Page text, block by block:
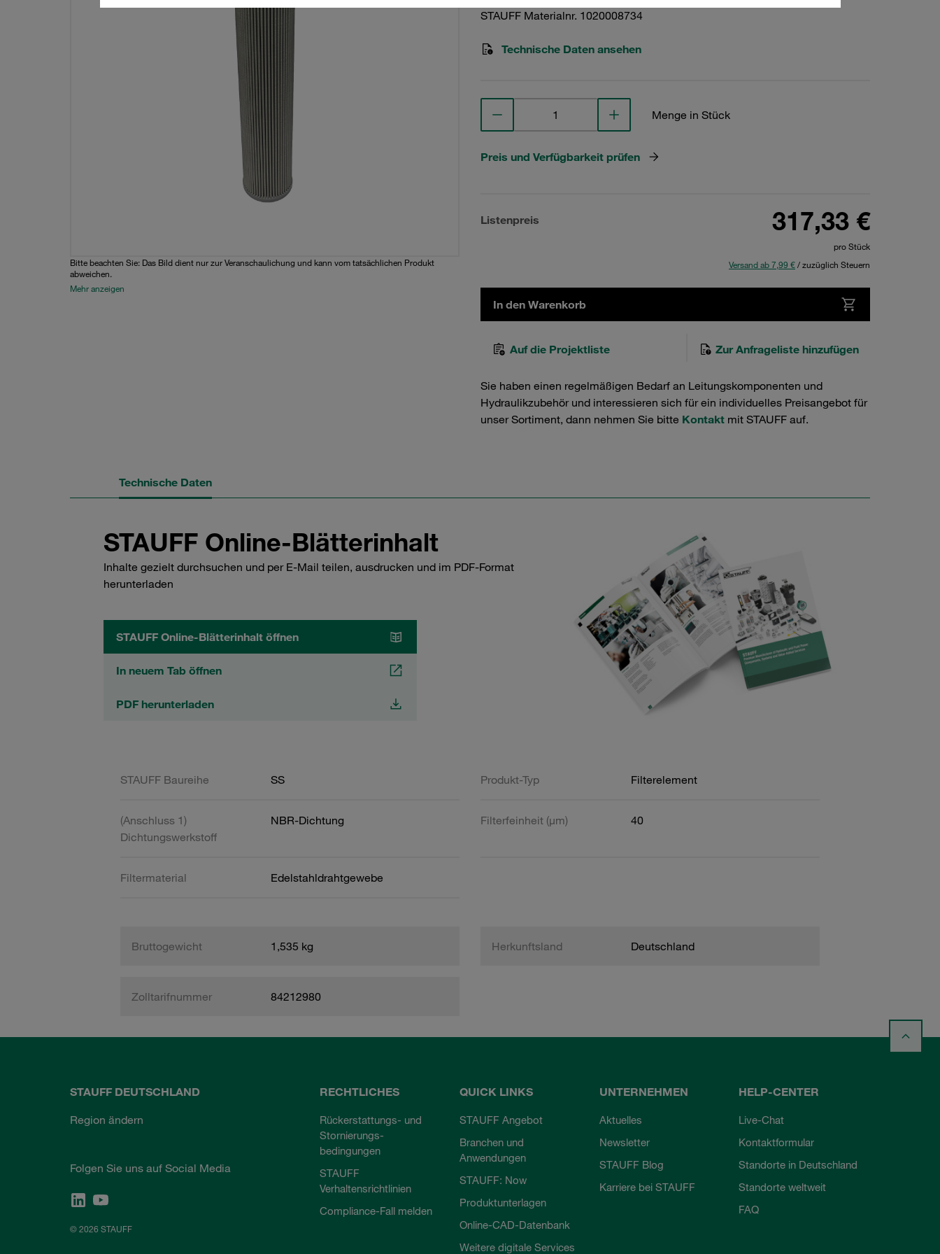
Bitte beachten Sie: Das Bild dient nur zur Veranschaulichung und kann vom tatsächlichen Produkt
abweichen.
Mehr anzeigen
STAUFF Materialnr. 1020008734
Technische Daten ansehen
Menge in Stück
Preis und Verfügbarkeit prüfen
Listenpreis 317,33 €
pro Stück
Versand ab 7,99 €/ zuzüglich Steuern
In den Warenkorb
Auf die Projektliste Zur Anfrageliste hinzufügen
Sie haben einen regelmäßigen Bedarf an Leitungskomponenten und
Hydraulikzubehör und interessieren sich für ein individuelles Preisangebot für
unser Sortiment, dann nehmen Sie bitte Kontakt mit STAUFF auf.
Technische Daten
STAUFF Online-Blätterinhalt
Inhalte gezielt durchsuchen und per E-Mail teilen, ausdrucken und im PDF-Format
herunterladen
STAUFF Online-Blätterinhalt öffnen
In neuem Tab öffnen
PDF herunterladen
STAUFF Baureihe SS Produkt-Typ Filterelement
(Anschluss 1)
Dichtungswerkstoff
NBR-Dichtung Filterfeinheit (µm) 40
Filtermaterial Edelstahldrahtgewebe
Bruttogewicht 1,535 kg Herkunftsland Deutschland
Zolltarifnummer 84212980
STAUFF DEUTSCHLAND
Region ändern
Folgen Sie uns auf Social Media
© 2026 STAUFF
RECHTLICHES
Rückerstattungs- und
Stornierungs-
bedingungen
STAUFF
Verhaltensrichtlinien
Compliance-Fall melden
QUICK LINKS
STAUFF Angebot
Branchen und
Anwendungen
STAUFF: Now
Produktunterlagen
Online-CAD-Datenbank
Weitere digitale Services
UNTERNEHMEN
Aktuelles
Newsletter
STAUFF Blog
Karriere bei STAUFF
HELP-CENTER
Live-Chat
Kontaktformular
Standorte in Deutschland
Standorte weltweit
FAQ